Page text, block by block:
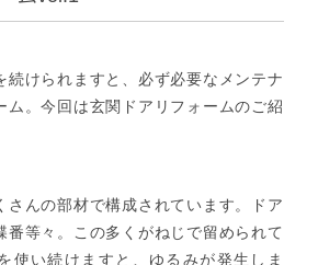
続けられますと、必ず必要なメンテナ
ム。今回は玄関ドアリフォームのご紹
さんの部材で構成されています。ドア
番等々。この多くがねじで留められて
使い続けますと、ゆるみが発生しま